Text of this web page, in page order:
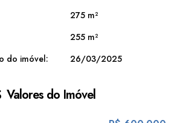
275 m²
255 m²
do imóvel:
26/03/2025
Valores do Imóvel